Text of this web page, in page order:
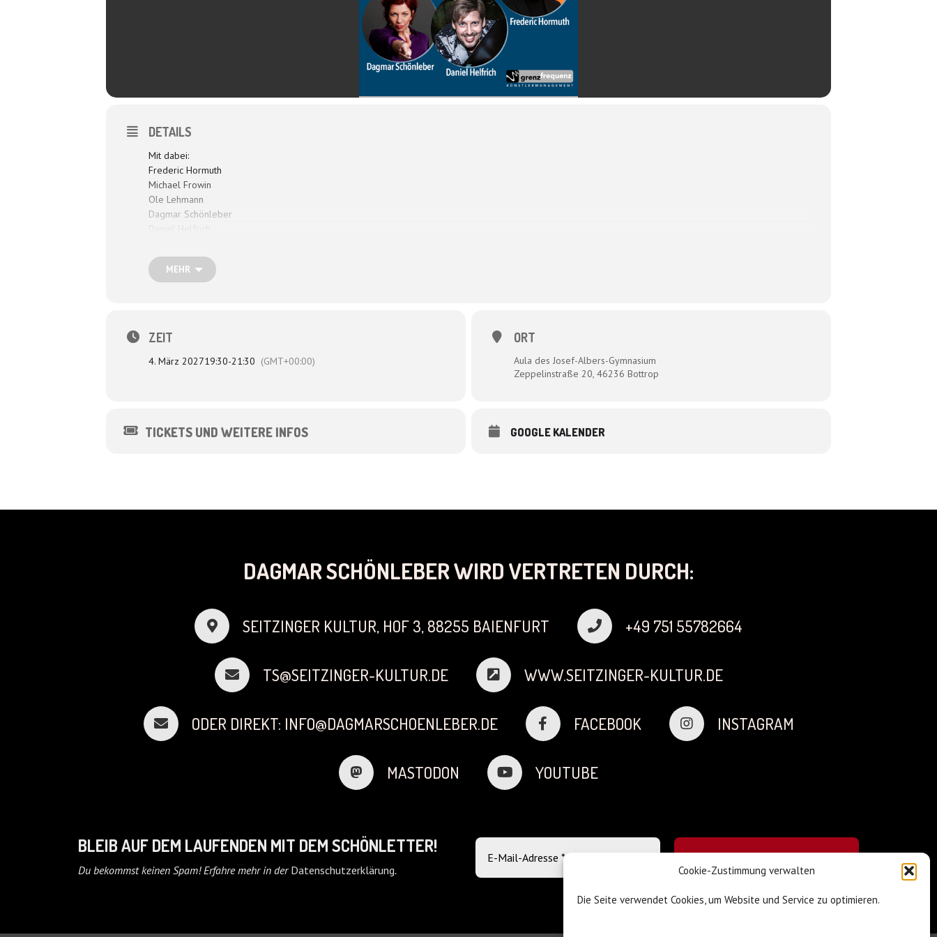
Cookie-Zustimmung verwalten
Die Seite verwendet Cookies, um Website und Service zu optimieren.
DETAILS
Mit dabei:
Frederic Hormuth
Michael Frowin
Ole Lehmann
Dagmar Schönleber
MEHR
ZEIT
4. März 202719:30-21:30 (GMT+00:00)
ORT
Aula des Josef-Albers-Gymnasium
Zeppelinstraße 20, 46236 Bottrop
TICKETS UND WEITERE INFOS GOOGLE KALENDER
DAGMAR SCHÖNLEBER WIRD VERTRETEN DURCH:
SEITZINGER KULTUR, HOF 3, 88255 BAIENFURT +49 751 55782664
TS@SEITZINGER-KULTUR.DE WWW.SEITZINGER-KULTUR.DE
ODER DIREKT: INFO@DAGMARSCHOENLEBER.DE FACEBOOK INSTAGRAM
MASTODON YOUTUBE
BLEIB AUF DEM LAUFENDEN MIT DEM SCHÖNLETTER!
Du bekommst keinen Spam! Erfahre mehr in der Datenschutzerklärung.